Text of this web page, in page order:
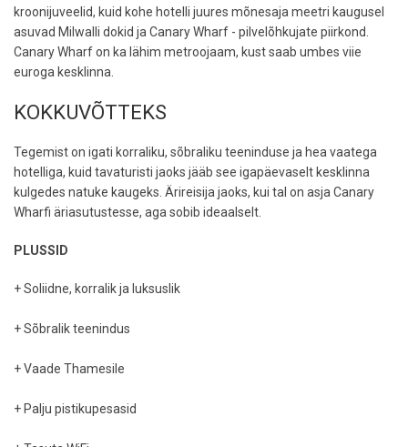
kroonijuveelid, kuid kohe hotelli juures mõnesaja meetri kaugusel
asuvad Milwalli dokid ja Canary Wharf - pilvelõhkujate piirkond.
Canary Wharf on ka lähim metroojaam, kust saab umbes viie
euroga kesklinna.
KOKKUVÕTTEKS
Tegemist on igati korraliku, sõbraliku teeninduse ja hea vaatega
hotelliga, kuid tavaturisti jaoks jääb see igapäevaselt kesklinna
kulgedes natuke kaugeks. Ärireisija jaoks, kui tal on asja Canary
Wharfi äriasutustesse, aga sobib ideaalselt.
PLUSSID
+ Soliidne, korralik ja luksuslik
+ Sõbralik teenindus
+ Vaade Thamesile
+ Palju pistikupesasid